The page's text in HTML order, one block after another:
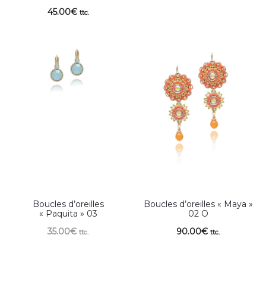
45.00€ ttc.
Boucles d’oreilles
« Paquita » 03
35.00€ ttc.
Boucles d’oreilles « Maya »
02 O
90.00€ ttc.